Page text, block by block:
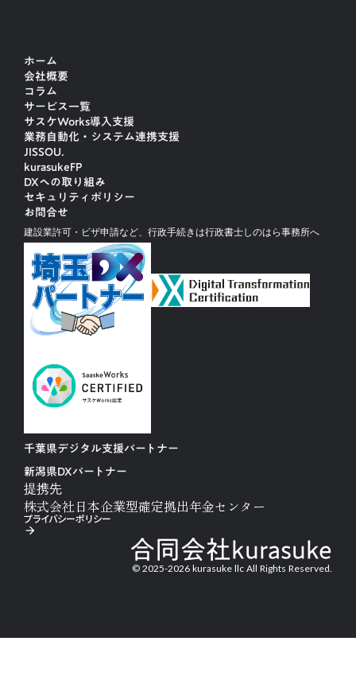
ホーム
会社概要
コラム
サービス一覧
サスケWorks導入支援
業務自動化・システム連携支援
JISSOU.
kurasukeFP
DXへの取り組み
セキュリティポリシー
お問合せ
建設業許可・ビザ申請など、行政手続きは行政書士しのはら事務所へ
千葉県デジタル支援パートナー
新潟県DXパートナー
提携先
株式会社日本企業型確定拠出年金センター
合同会社kurasuke
© 2025-2026 kurasuke llc All Rights Reserved.
プライバシーポリシー
arrow_forward